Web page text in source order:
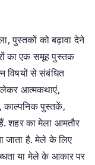
पुस्तकों को बढ़ावा देने
का एक समूह पुस्तक
विषयों से संबंधित
लेकर आत्मकथाएं,
काल्पनिक पुस्तकें,
शहर का मेला आमतौर
जाता है. मेले के लिए
या मेले के आकार पर